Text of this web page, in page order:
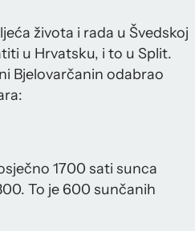
života i rada u Švedskoj
u Hrvatsku, i to u Split.
Bjelovarčanin odabrao
1700 sati sunca
To je 600 sunčanih